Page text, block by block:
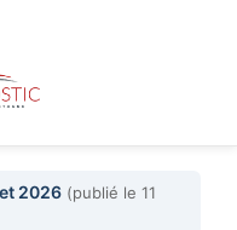
2026 (publié le 11